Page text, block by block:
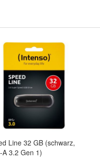
Line 32 GB (schwarz,
A 3.2 Gen 1)